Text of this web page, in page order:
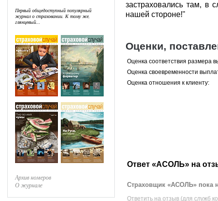
Первый общедоступный популярный
журнал о страховании. К тому же,
глянцевый...
Архив номеров
О журнале
застраховались там, в
нашей стороне!"
Оценки,
Оценка соответствия размера
Оценка своевременности
Оценка отношения к клиенту:
Ответ «АСОЛЬ» на
Страховщик «АСОЛЬ» пока
Ответить на отзыв (для служб